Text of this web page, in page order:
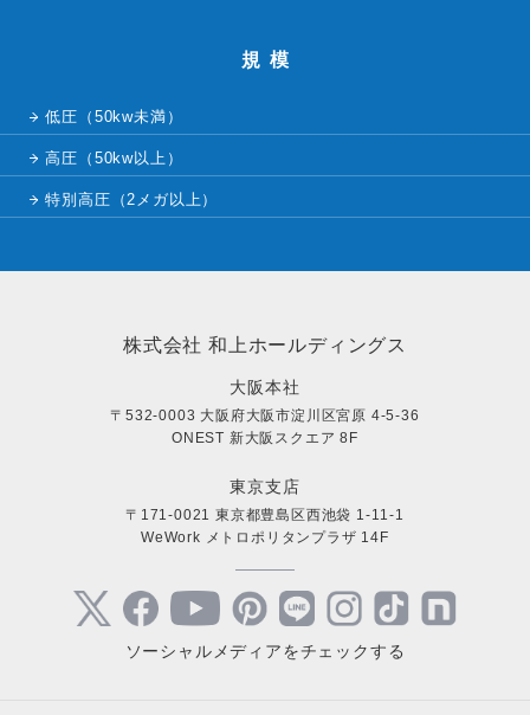
規模
低圧（50kw未満）
高圧（50kw以上）
特別高圧（2メガ以上）
株式会社 和上ホールディングス
大阪本社
〒532-0003 大阪府大阪市淀川区宮原 4-5-36
ONEST 新大阪スクエア 8F
東京支店
〒171-0021 東京都豊島区西池袋 1-11-1
WeWork メトロポリタンプラザ 14F
ソーシャルメディアをチェックする